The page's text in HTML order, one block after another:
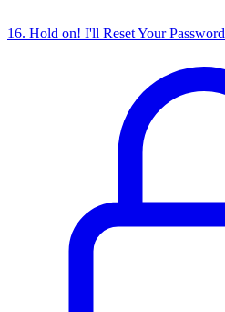
16. Hold on! I'll Reset Your Password